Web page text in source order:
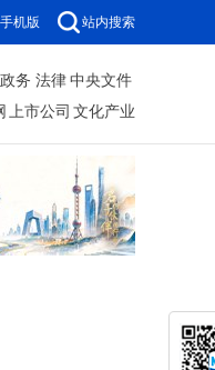
手机版 站内搜索
政务 法律 中央文件
上市公司 文化产业